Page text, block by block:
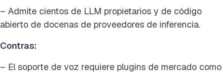
– Admite cientos de LLM propietarios y de código
abierto de docenas de proveedores de inferencia.
Contras:
– El soporte de voz requiere plugins de mercado como